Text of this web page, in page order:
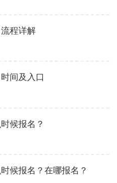
程详解
间及入口
候报名？
候报名？在哪报名？